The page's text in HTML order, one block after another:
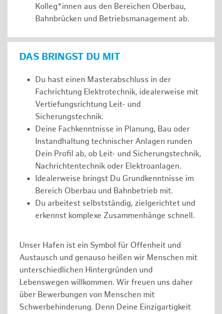
Kolleg*innen aus den Bereichen Oberbau,
Bahnbrücken und Betriebsmanagement ab.
DAS BRINGST DU MIT
Du hast einen Masterabschluss in der
Fachrichtung Elektrotechnik, idealerweise mit
Vertiefungsrichtung Leit- und
Sicherungstechnik.
Deine Fachkenntnisse in Planung, Bau oder
Instandhaltung technischer Anlagen runden
Dein Profil ab, ob Leit- und Sicherungstechnik,
Nachrichtentechnik oder Elektroanlagen.
Idealerweise bringst Du Grundkenntnisse im
Bereich Oberbau und Bahnbetrieb mit.
Du arbeitest selbstständig, zielgerichtet und
erkennst komplexe Zusammenhänge schnell.
Unser Hafen ist ein Symbol für Offenheit und
Austausch und genauso heißen wir Menschen mit
unterschiedlichen Hintergründen und
Lebenswegen willkommen. Wir freuen uns daher
über Bewerbungen von Menschen mit
Schwerbehinderung. Denn Deine Einzigartigkeit